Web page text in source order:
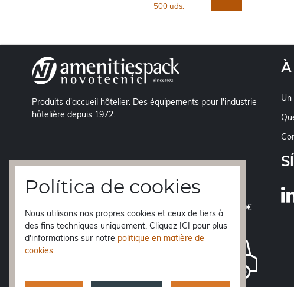
500 uds.
Produits d'accueil hôtelier. Des équipements pour l'industrie
hôtelière depuis 1972.
á péninsule à partir de 70€
LIVRAISON EN 24h.
Baléares, Ceuta et Melilla
À
Política de cookies
Nous utilisons nos propres cookies et ceux de tiers à
des fins techniques uniquement. Cliquez ICI pour plus
d'informations sur notre politique en matière de
cookies.